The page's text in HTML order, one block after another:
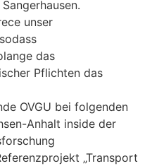
unser
das
Pflichten das
OVGU bei folgenden
Anhalt inside der
„Transport